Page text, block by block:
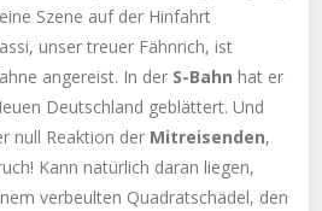
Szene auf der Hinfahrt
unser treuer Fähnrich, ist
angereist. In der S-Bahn hat er
Deutschland geblättert. Und
null Reaktion der Mitreisenden,
Kann natürlich daran liegen,
verbeulten Quadratschädel, den